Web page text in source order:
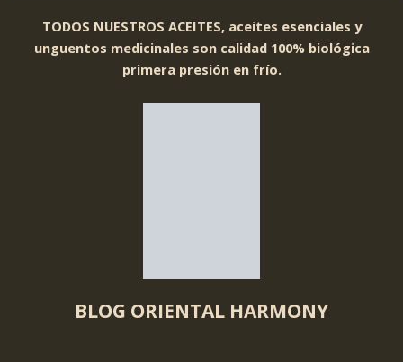
TODOS NUESTROS ACEITES, aceites esenciales y
unguentos medicinales son calidad 100% biológica
primera presión en frío.
BLOG ORIENTAL HARMONY